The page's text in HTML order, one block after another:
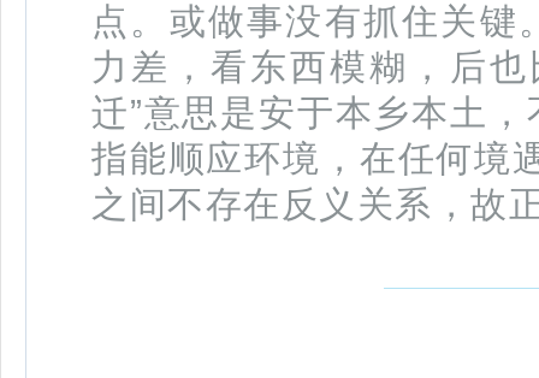
点。或做事没有抓住关键
力差，看东西模糊，后
迁”意思是安于本乡本土
指能顺应环境，在任何境
之间不存在反义关系，故